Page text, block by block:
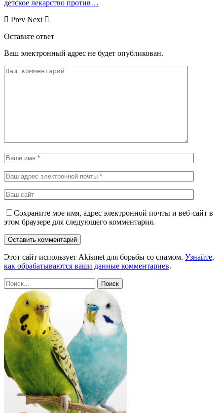
детское лекарство против…
Prev Next
Оставьте ответ
Ваш электронный адрес не будет опубликован.
Сохраните мое имя, адрес электронной почты и веб-сайт в
этом браузере для следующего комментария.
Этот сайт использует Akismet для борьбы со спамом. Узнайте,
как обрабатываются ваши данные комментариев.